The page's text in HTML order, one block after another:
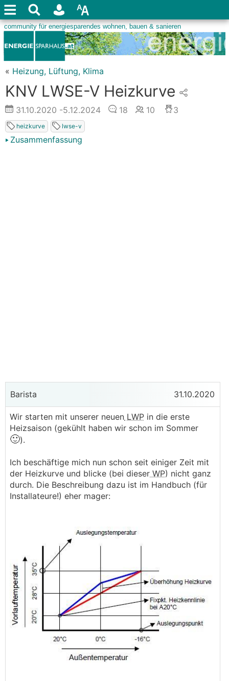
« Heizung, Lüftung, Klima
KNV LWSE-V Heizkurve
31.10.2020 -5.12.2024 18 10 3
heizkurve lwse-v
Zusammenfassung
Barista 31.10.2020
Wir starten mit unserer neuen LWP in die erste
Heizsaison (gekühlt haben wir schon im Sommer
🙂).
Ich beschäftige mich nun schon seit einiger Zeit mit
der Heizkurve und blicke (bei dieser WP) nicht ganz
durch. Die Beschreibung dazu ist im Handbuch (für
Installateure!) eher mager: